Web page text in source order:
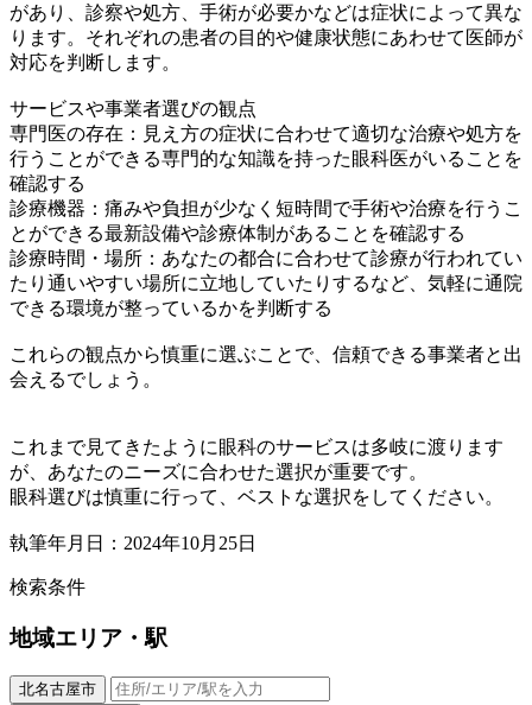
があり、診察や処方、手術が必要かなどは症状によって異な
ります。それぞれの患者の目的や健康状態にあわせて医師が
対応を判断します。
サービスや事業者選びの観点
専門医の存在：見え方の症状に合わせて適切な治療や処方を
行うことができる専門的な知識を持った眼科医がいることを
確認する
診療機器：痛みや負担が少なく短時間で手術や治療を行うこ
とができる最新設備や診療体制があることを確認する
診療時間・場所：あなたの都合に合わせて診療が行われてい
たり通いやすい場所に立地していたりするなど、気軽に通院
できる環境が整っているかを判断する
これらの観点から慎重に選ぶことで、信頼できる事業者と出
会えるでしょう。
これまで見てきたように眼科のサービスは多岐に渡ります
が、あなたのニーズに合わせた選択が重要です。
眼科選びは慎重に行って、ベストな選択をしてください。
執筆年月日：2024年10月25日
検索条件
地域エリア・駅
北名古屋市